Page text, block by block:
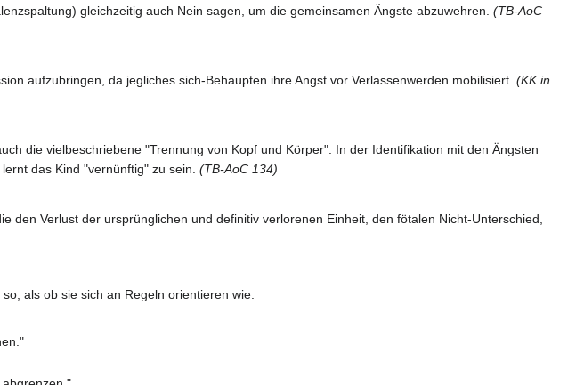
gleichzeitig auch Nein sagen, um die gemeinsamen Ängste abzuwehren. (TB-AoC
aufzubringen, da jegliches sich-Behaupten ihre Angst vor Verlassenwerden mobilisiert. (KK in
die vielbeschriebene "Trennung von Kopf und Körper". In der Identifikation mit den Ängsten
das Kind "vernünftig" zu sein. (TB-AoC 134)
den Verlust der ursprünglichen und definitiv verlorenen Einheit, den fötalen Nicht-Unterschied,
als ob sie sich an Regeln orientieren wie: